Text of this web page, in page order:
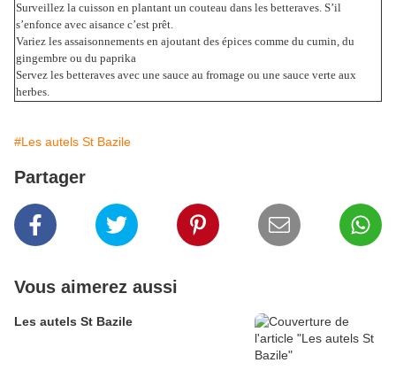
Surveillez la cuisson en plantant un couteau dans les betteraves. S’il
s’enfonce avec aisance c’est prêt.
Variez les assaisonnements en ajoutant des épices comme du cumin, du
gingembre ou du paprika
Servez les betteraves avec une sauce au fromage ou une sauce verte aux
herbes.
#Les autels St Bazile
Partager
Vous aimerez aussi
Les autels St Bazile